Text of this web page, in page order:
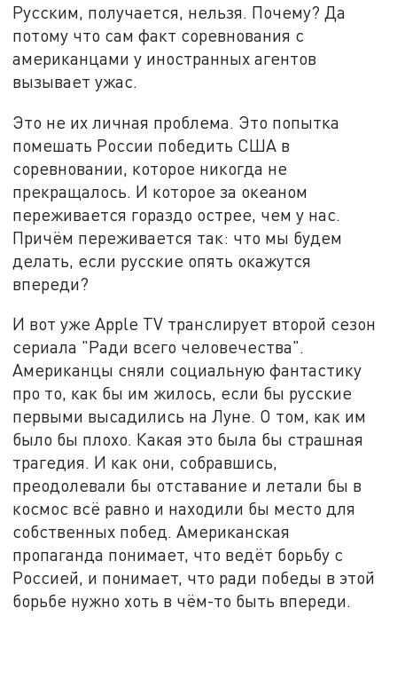
Русским, получается, нельзя. Почему? Да
потому что сам факт соревнования с
американцами у иностранных агентов
вызывает ужас.
Это не их личная проблема. Это попытка
помешать России победить США в
соревновании, которое никогда не
прекращалось. И которое за океаном
переживается гораздо острее, чем у нас.
Причём переживается так: что мы будем
делать, если русские опять окажутся
впереди?
И вот уже Apple TV транслирует второй сезон
сериала "Ради всего человечества".
Американцы сняли социальную фантастику
про то, как бы им жилось, если бы русские
первыми высадились на Луне. О том, как им
было бы плохо. Какая это была бы страшная
трагедия. И как они, собравшись,
преодолевали бы отставание и летали бы в
космос всё равно и находили бы место для
собственных побед. Американская
пропаганда понимает, что ведёт борьбу с
Россией, и понимает, что ради победы в этой
борьбе нужно хоть в чём-то быть впереди.